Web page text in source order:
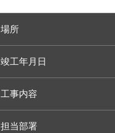
場所
竣工年月日
工事内容
担当部署